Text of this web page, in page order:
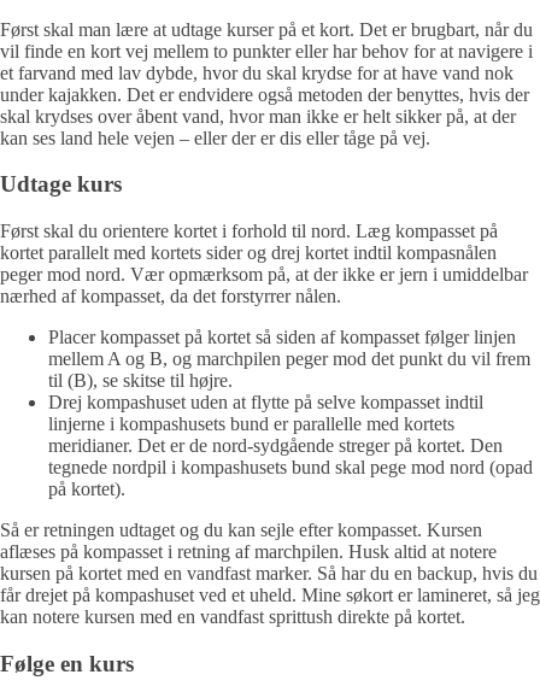
Først skal man lære at udtage kurser på et kort. Det er brugbart, når du
vil finde en kort vej mellem to punkter eller har behov for at navigere i
et farvand med lav dybde, hvor du skal krydse for at have vand nok
under kajakken. Det er endvidere også metoden der benyttes, hvis der
skal krydses over åbent vand, hvor man ikke er helt sikker på, at der
kan ses land hele vejen – eller der er dis eller tåge på vej.
Udtage kurs
Først skal du orientere kortet i forhold til nord. Læg kompasset på
kortet parallelt med kortets sider og drej kortet indtil kompasnålen
peger mod nord. Vær opmærksom på, at der ikke er jern i umiddelbar
nærhed af kompasset, da det forstyrrer nålen.
Placer kompasset på kortet så siden af kompasset følger linjen
mellem A og B, og marchpilen peger mod det punkt du vil frem
til (B), se skitse til højre.
Drej kompashuset uden at flytte på selve kompasset indtil
linjerne i kompashusets bund er parallelle med kortets
meridianer. Det er de nord-sydgående streger på kortet. Den
tegnede nordpil i kompashusets bund skal pege mod nord (opad
på kortet).
Så er retningen udtaget og du kan sejle efter kompasset. Kursen
aflæses på kompasset i retning af marchpilen. Husk altid at notere
kursen på kortet med en vandfast marker. Så har du en backup, hvis du
får drejet på kompashuset ved et uheld. Mine søkort er lamineret, så jeg
kan notere kursen med en vandfast sprittush direkte på kortet.
Følge en kurs